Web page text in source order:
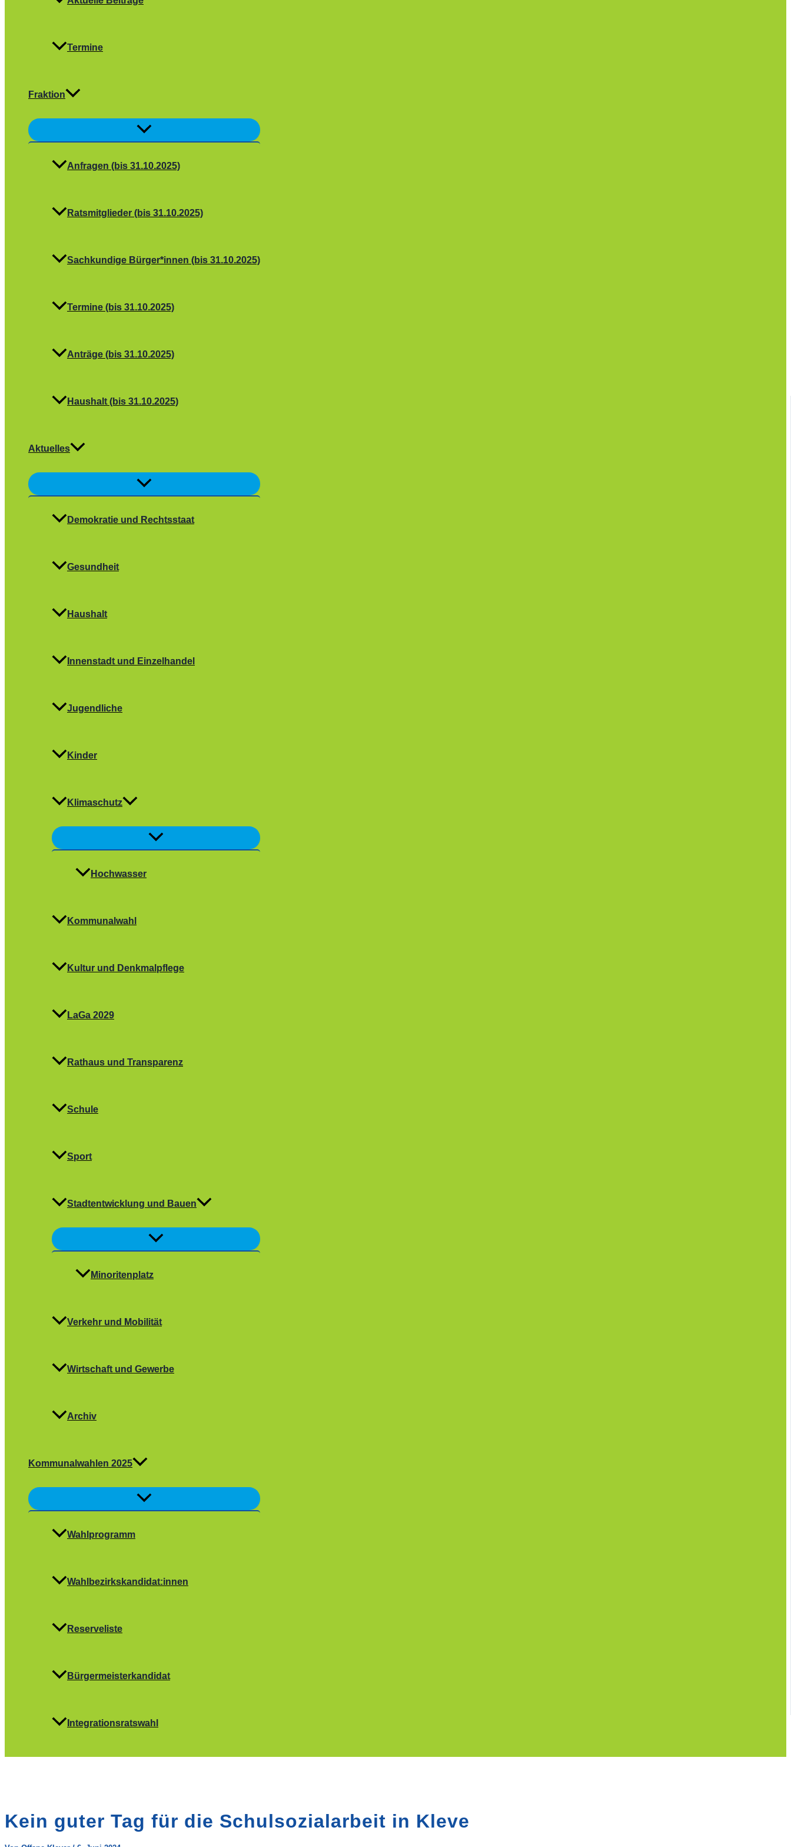
Termine
Fraktion
Menü
Anfragen (bis 31.10.2025)
Ratsmitglieder (bis 31.10.2025)
Sachkundige Bürger*innen (bis 31.10.2025)
Termine (bis 31.10.2025)
Anträge (bis 31.10.2025)
Haushalt (bis 31.10.2025)
Aktuelles
Menü
Demokratie und Rechtsstaat
Gesundheit
Haushalt
Innenstadt und Einzelhandel
Jugendliche
Kinder
Klimaschutz
Menü
Hochwasser
Kommunalwahl
Kultur und Denkmalpflege
LaGa 2029
Rathaus und Transparenz
Schule
Sport
Stadtentwicklung und Bauen
Menü
Minoritenplatz
Verkehr und Mobilität
Wirtschaft und Gewerbe
Archiv
Kommunalwahlen 2025
Menü
Wahlprogramm
Wahlbezirkskandidat:innen
Reserveliste
Bürgermeisterkandidat
Integrationsratswahl
Kein guter Tag für die Schulsozialarbeit in Kleve